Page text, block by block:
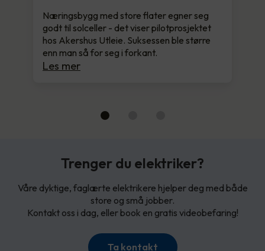
Næringsbygg med store flater egner seg
godt til solceller - det viser pilotprosjektet
hos Akershus Utleie. Suksessen ble større
enn man så for seg i forkant.
Les mer
Trenger du elektriker?
Våre dyktige, faglærte elektrikere hjelper deg med både
store og små jobber.
Kontakt oss i dag, eller book en gratis videobefaring!
Ta kontakt